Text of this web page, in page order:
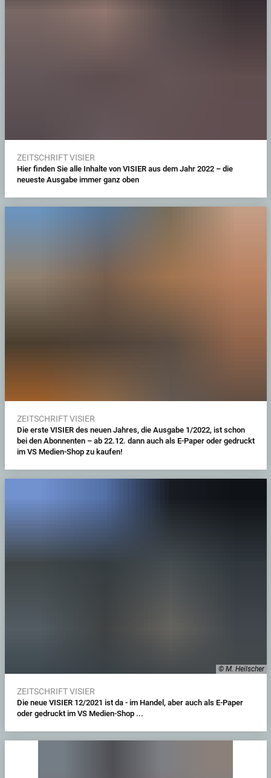
ZEITSCHRIFT VISIER
Hier finden Sie alle Inhalte von VISIER aus dem Jahr 2022 – die
neueste Ausgabe immer ganz oben
ZEITSCHRIFT VISIER
Die erste VISIER des neuen Jahres, die Ausgabe 1/2022, ist schon
bei den Abonnenten – ab 22.12. dann auch als E-Paper oder gedruckt
im VS Medien-Shop zu kaufen!
© M. Heilscher
ZEITSCHRIFT VISIER
Die neue VISIER 12/2021 ist da - im Handel, aber auch als E-Paper
oder gedruckt im VS Medien-Shop ...